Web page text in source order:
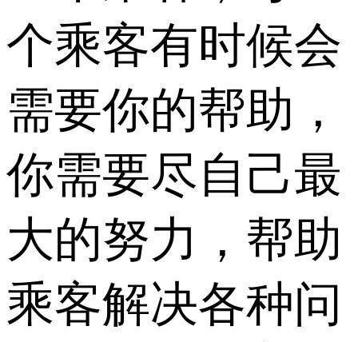
个乘客有时候会
需要你的帮助，
你需要尽自己最
大的努力，帮助
乘客解决各种问